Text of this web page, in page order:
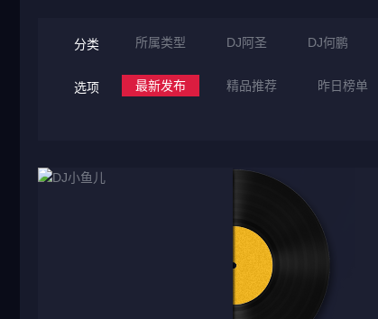
分类 所属类型 DJ阿圣 DJ何鹏
选项 最新发布 精品推荐 昨日榜单